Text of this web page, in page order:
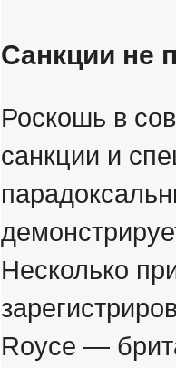
Санкции не
Роскошь в
санкции и
Несколько
Royce —